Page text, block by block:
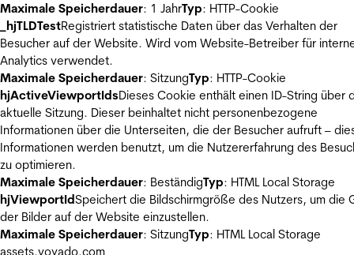
Maximale Speicherdauer: 1 JahrTyp: HTTP-Cookie
_hjTLDTestRegistriert statistische Daten über das Verhalten der
Besucher auf der Website. Wird vom Website-Betreiber für
Analytics verwendet.
Maximale Speicherdauer: SitzungTyp: HTTP-Cookie
hjActiveViewportIdsDieses Cookie enthält einen ID-String über
aktuelle Sitzung. Dieser beinhaltet nicht personenbezogene
Informationen über die Unterseiten, die der Besucher aufruft –
Informationen werden benutzt, um die Nutzererfahrung des
zu optimieren.
Maximale Speicherdauer: BeständigTyp: HTML Local Storage
hjViewportIdSpeichert die Bildschirmgröße des Nutzers, um die
der Bilder auf der Website einzustellen.
Maximale Speicherdauer: SitzungTyp: HTML Local Storage
assets.voyado.com